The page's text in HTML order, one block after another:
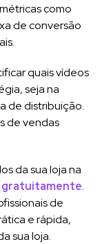
como
de conversão
quais vídeos
seja na
de distribuição.
de vendas
da sua loja na
gratuitamente.
de
e rápida,
sua loja.